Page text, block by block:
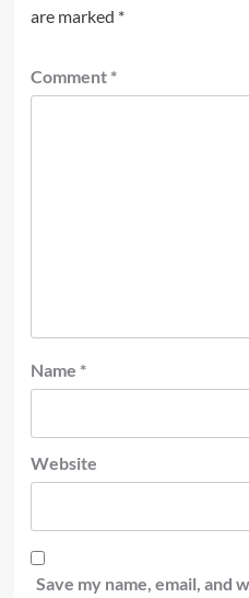
are marked *
Comment *
Name *
Website
Save my name, email, and